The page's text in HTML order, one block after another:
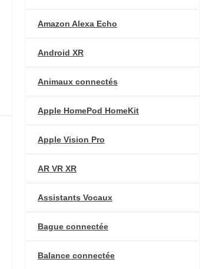
Amazon Alexa Echo
Android XR
Animaux connectés
Apple HomePod HomeKit
Apple Vision Pro
AR VR XR
Assistants Vocaux
Bague connectée
Balance connectée